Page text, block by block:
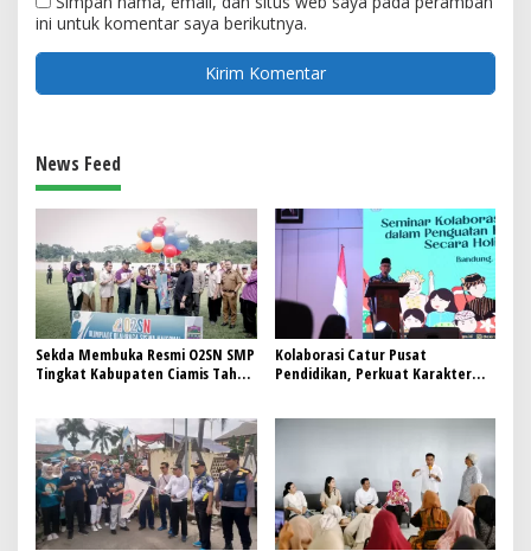
ini untuk komentar saya berikutnya.
News Feed
Sekda Membuka Resmi O2SN SMP
Tingkat Kabupaten Ciamis Tahun
Kolaborasi Catur Pusat
Pendidikan, Perkuat Karakter